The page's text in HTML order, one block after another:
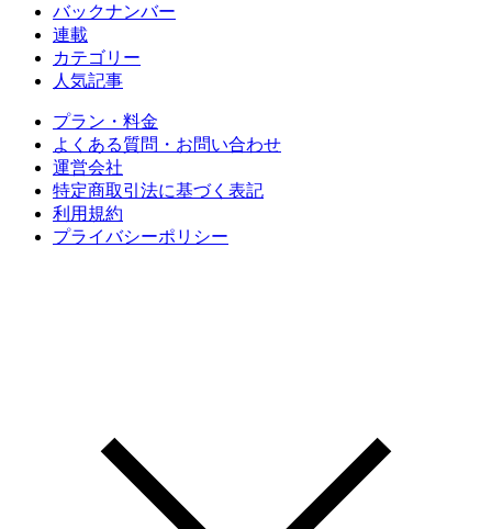
バックナンバー
連載
カテゴリー
人気記事
プラン・料金
よくある質問・お問い合わせ
運営会社
特定商取引法に基づく表記
利用規約
プライバシーポリシー